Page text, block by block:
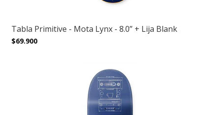
Tabla Primitive - Mota Lynx - 8.0” + Lija Blank
$69.900